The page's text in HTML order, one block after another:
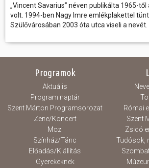
„Vincent Savarius” néven publikálta 1965-től
volt. 1994-ben Nagy Imre emlékplakettel
Szülővárosában 2003 óta utca viseli a nevét.
Programok
Aktuális
Program naptár
Szent Márton Programsorozat
Zene/Koncert
Mozi
Színház/Tánc
Előadás/Kiállítás
Gyerekeknek
Római
Szent
Zsidó
Tudósok,